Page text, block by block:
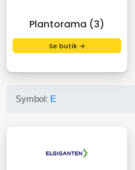
Plantorama (3)
Se butik →
Symbol: E